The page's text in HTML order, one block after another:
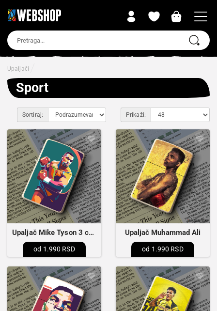
Upaljači
Sport
Sortiraj: Prikaži:
Upaljač Mike Tyson 3 colours
1.990 RSD
Upaljač Muhammad Ali
1.990 RSD